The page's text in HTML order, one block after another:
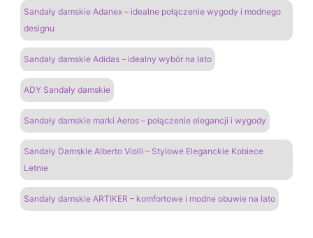
Sandały damskie Adanex – idealne połączenie wygody i modnego
designu
Sandały damskie Adidas – idealny wybór na lato
ADY Sandały damskie
Sandały damskie marki Aeros – połączenie elegancji i wygody
Sandały Damskie Alberto Violli – Stylowe Eleganckie Kobiece
Letnie
Sandały damskie ARTIKER – komfortowe i modne obuwie na lato